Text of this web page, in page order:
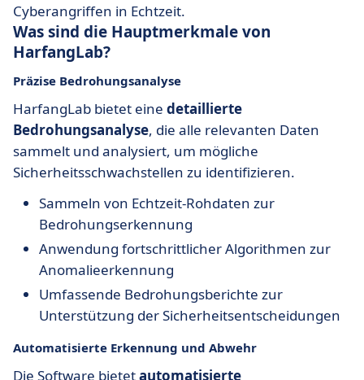
Cyberangriffen in Echtzeit.
Was sind die Hauptmerkmale von
HarfangLab?
Präzise Bedrohungsanalyse
HarfangLab bietet eine detaillierte
Bedrohungsanalyse, die alle relevanten Daten
sammelt und analysiert, um mögliche
Sicherheitsschwachstellen zu identifizieren.
Sammeln von Echtzeit-Rohdaten zur
Bedrohungserkennung
Anwendung fortschrittlicher Algorithmen zur
Anomalieerkennung
Umfassende Bedrohungsberichte zur
Unterstützung der Sicherheitsentscheidungen
Automatisierte Erkennung und Abwehr
Die Software bietetautomatisierte